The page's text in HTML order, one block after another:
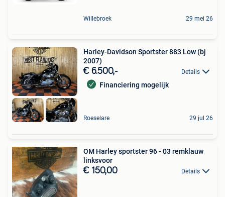
Willebroek 29 mei 26
Harley-Davidson Sportster 883 Low (bj
2007)
€ 6.500,- Details
Financiering mogelijk
Roeselare 29 jul 26
OM Harley sportster 96 - 03 remklauw
linksvoor
€ 150,00 Details